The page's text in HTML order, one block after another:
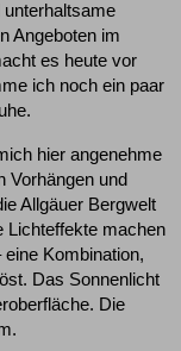
unterhaltsame
Angeboten im
es heute vor
ich noch ein paar
hier angenehme
Vorhängen und
Allgäuer Bergwelt
Lichteffekte machen
Kombination,
Das Sonnenlicht
Die